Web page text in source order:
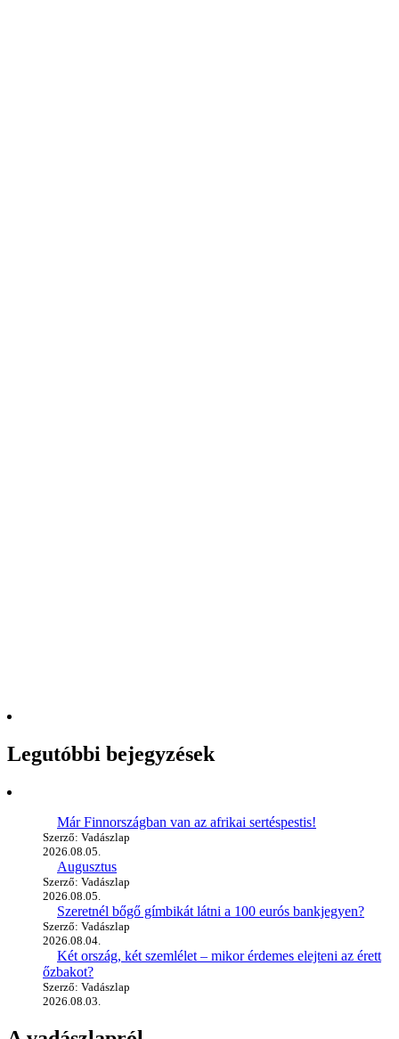
Legutóbbi bejegyzések
Már Finnországban van az afrikai sertéspestis!
Szerző: Vadászlap
2026.08.05.
Augusztus
Szerző: Vadászlap
2026.08.05.
Szeretnél bőgő gímbikát látni a 100 eurós bankjegyen?
Szerző: Vadászlap
2026.08.04.
Két ország, két szemlélet – mikor érdemes elejteni az érett
őzbakot?
Szerző: Vadászlap
2026.08.03.